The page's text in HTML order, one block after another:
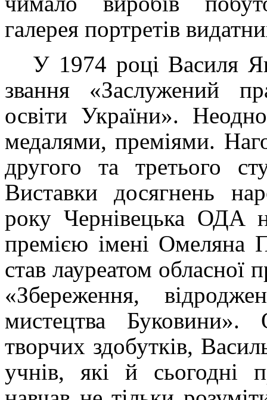
галерея портретів
У 1974 році Василя
звання «Заслужений
освіти України».
медалями, преміями.
другого та третього
Виставки досягнень
року Чернівецька ОДА
премією імені Омеляна
став лауреатом обласної
«Збереження,
мистецтва Буковини».
творчих здобутків,
учнів, які й сьогодні